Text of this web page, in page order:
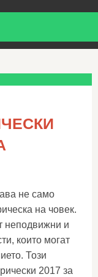
не само
на човек.
неподвижни и
които могат
Този
2017 за